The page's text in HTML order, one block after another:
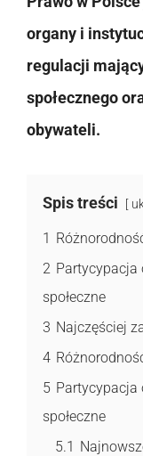
organy i
regulacji
społecznego
obywateli.
Spis treści
1
2 Partycypacja
społeczne
3 Najczęściej
4
5 Partycypacja
społeczne
5.1